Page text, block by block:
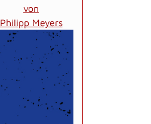
von
Philipp Meyers